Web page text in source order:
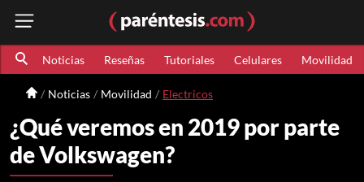
Noticias Reseñas Tutoriales Celulares Movilidad
Noticias Movilidad Electricos
¿Qué veremos en 2019 por parte
de Volkswagen?